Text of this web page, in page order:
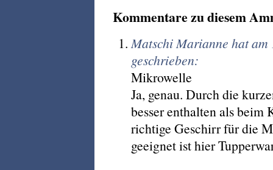
Kommentare zu diesem
Matschi Marianne hat am
geschrieben:
Mikrowelle
Ja, genau. Durch die
besser enthalten als
richtige Geschirr für die
geeignet ist hier